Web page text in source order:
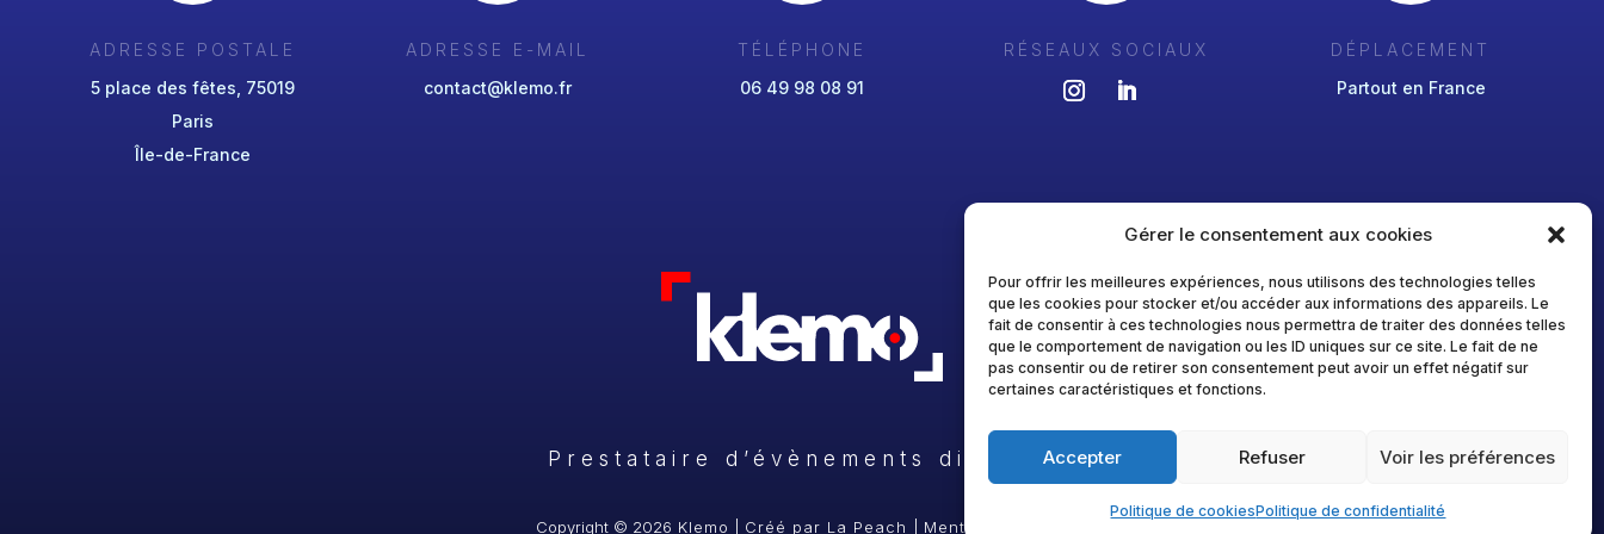
Gérer le consentement aux cookies
Pour offrir les meilleures expériences, nous utilisons des technologies telles
que les cookies pour stocker et/ou accéder aux informations des appareils. Le
fait de consentir à ces technologies nous permettra de traiter des données telles
que le comportement de navigation ou les ID uniques sur ce site. Le fait de ne
pas consentir ou de retirer son consentement peut avoir un effet négatif sur
certaines caractéristiques et fonctions.
Accepter Refuser Voir les préférences
Politique de cookiesPolitique de confidentialité
ADRESSE POSTALE
5 place des fêtes, 75019
Paris
Île-de-France
ADRESSE E-MAIL
contact@klemo.fr
TÉLÉPHONE
06 49 98 08 91
RÉSEAUX SOCIAUX
DÉPLACEMENT
Partout en France
Prestataire d’évènements digitaux
Copyright © 2026 Klemo Créé par La Peach Mentions légales